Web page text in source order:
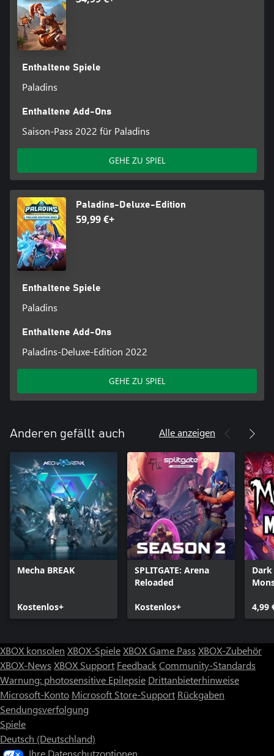
Enthaltene Spiele
Paladins
Enthaltene Add-Ons
Saison-Pass 2022 für Paladins
GEHE ZU SPIEL
Paladins-Deluxe-Edition
59,99 €+
Enthaltene Spiele
Paladins
Enthaltene Add-Ons
Paladins-Deluxe-Edition 2022
GEHE ZU SPIEL
Anderen gefällt auch Alle anzeigen
Mecha BREAK
Kostenlos+
SPLITGATE: Arena
Reloaded
Kostenlos+ 4,99
XBOX konsolen XBOX-SpieleXBOX Game Pass XBOX-Zubehör
XBOX-News XBOX Support FeedbackCommunity-Standards
Warnung: photosensitive Epilepsie Drittanbieterhinweise
Microsoft-Konto Microsoft Store-Support Rückgaben
Sendungsverfolgung
Spiele
Deutsch (Deutschland)
Ihre Datenschutzoptionen